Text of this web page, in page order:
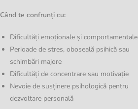
Când te confrunți cu:
Dificultăți emoționale și comportamentale
Perioade de stres, oboseală psihică sau
schimbări majore
Dificultăți de concentrare sau motivație
Nevoie de susținere psihologică pentru
dezvoltare personală